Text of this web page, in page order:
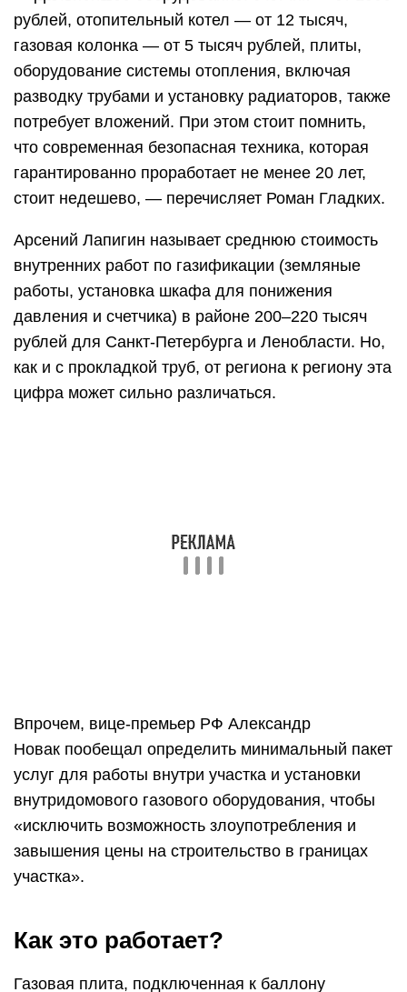
рублей, отопительный котел — от 12 тысяч,
газовая колонка — от 5 тысяч рублей, плиты,
оборудование системы отопления, включая
разводку трубами и установку радиаторов, также
потребует вложений. При этом стоит помнить,
что современная безопасная техника, которая
гарантированно проработает не менее 20 лет,
стоит недешево, — перечисляет Роман Гладких.
Арсений Лапигин называет среднюю стоимость
внутренних работ по газификации (земляные
работы, установка шкафа для понижения
давления и счетчика) в районе 200–220 тысяч
рублей для Санкт-Петербурга и Ленобласти. Но,
как и с прокладкой труб, от региона к региону эта
цифра может сильно различаться.
«исключить возможность злоупотребления и
завышения цены на строительство в границах
сжиженного газа – явление нередкое. По такому
же принципу можно подвести голубое топливо к
газовому котлу, чтобы обеспечить отоплением и
горячим водоснабжением весь дом. Только
понадобится емкость побольше или даже
несколько резервуаров со сжиженным газом.
В качестве топлива в таких системах
состоит из смеси бутана и пропана. Эта смесь